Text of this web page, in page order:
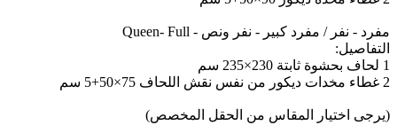
مفرد - نفر / مفرد كبير - نفر ونص - Queen- Full
التفاصيل:
1 لحاف بحشوة ثابتة 230×235 سم
2 غطاء مخدات ديكور من نفس نقش اللحاف 75×50+5 سم
(يرجى اختيار المقاس من الحقل المخصص)